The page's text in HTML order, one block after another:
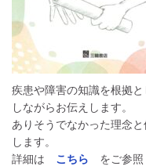
疾患や障害の知識を根拠
しながらお伝えします。
ありそうでなかった理念
します。
詳細は
こちら
をご参照